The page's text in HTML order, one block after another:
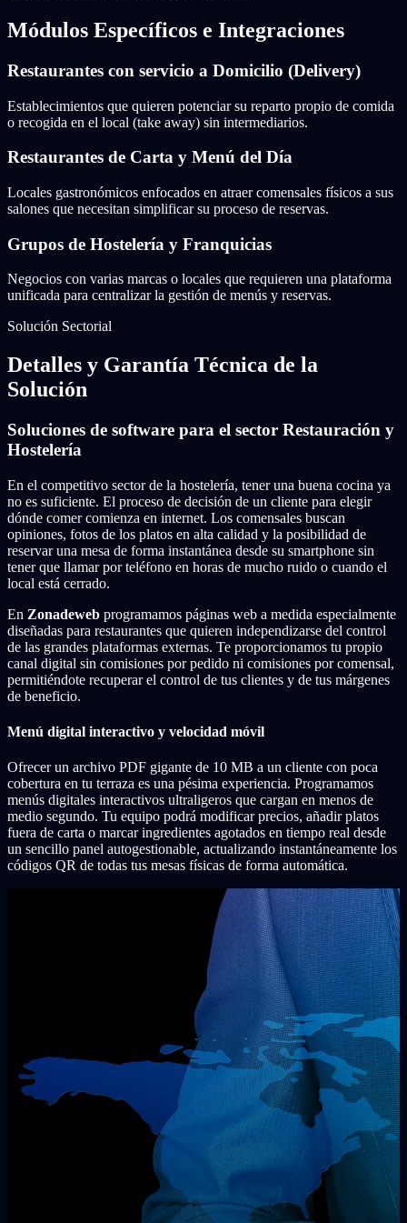
Módulos Específicos e Integraciones
Restaurantes con servicio a Domicilio (Delivery)
Establecimientos que quieren potenciar su reparto propio de comida
o recogida en el local (take away) sin intermediarios.
Restaurantes de Carta y Menú del Día
Locales gastronómicos enfocados en atraer comensales físicos a sus
salones que necesitan simplificar su proceso de reservas.
Grupos de Hostelería y Franquicias
Negocios con varias marcas o locales que requieren una plataforma
unificada para centralizar la gestión de menús y reservas.
Solución Sectorial
Detalles y Garantía Técnica de la
Solución
Soluciones de software para el sector Restauración y
Hostelería
En el competitivo sector de la hostelería, tener una buena cocina ya
no es suficiente. El proceso de decisión de un cliente para elegir
dónde comer comienza en internet. Los comensales buscan
opiniones, fotos de los platos en alta calidad y la posibilidad de
reservar una mesa de forma instantánea desde su smartphone sin
tener que llamar por teléfono en horas de mucho ruido o cuando el
local está cerrado.
En Zonadeweb programamos páginas web a medida especialmente
diseñadas para restaurantes que quieren independizarse del control
de las grandes plataformas externas. Te proporcionamos tu propio
canal digital sin comisiones por pedido ni comisiones por comensal,
permitiéndote recuperar el control de tus clientes y de tus márgenes
de beneficio.
Menú digital interactivo y velocidad móvil
Ofrecer un archivo PDF gigante de 10 MB a un cliente con poca
cobertura en tu terraza es una pésima experiencia. Programamos
menús digitales interactivos ultraligeros que cargan en menos de
medio segundo. Tu equipo podrá modificar precios, añadir platos
fuera de carta o marcar ingredientes agotados en tiempo real desde
un sencillo panel autogestionable, actualizando instantáneamente los
códigos QR de todas tus mesas físicas de forma automática.